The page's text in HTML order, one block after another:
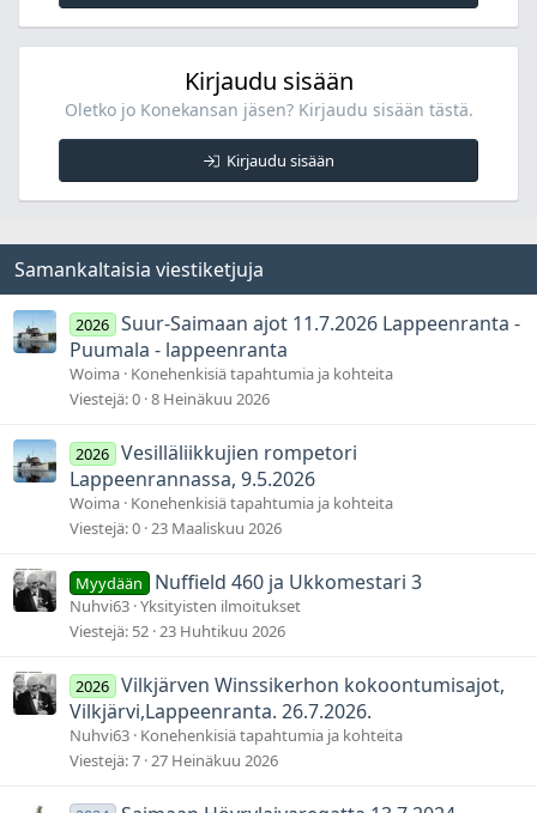
Kirjaudu sisään
Oletko jo Konekansan jäsen? Kirjaudu sisään tästä.
Kirjaudu sisään
Samankaltaisia viestiketjuja
2026 Suur-Saimaan ajot 11.7.2026 Lappeenranta -
Puumala - lappeenranta
Woima Konehenkisiä tapahtumia ja kohteita
Viestejä 0 8 Heinäkuu 2026
2026 Vesilläliikkujien rompetori
Lappeenrannassa, 9.5.2026
Woima Konehenkisiä tapahtumia ja kohteita
Viestejä 0 23 Maaliskuu 2026
Myydään Nuffield 460 ja Ukkomestari 3
Nuhvi63 Yksityisten ilmoitukset
Viestejä 52 23 Huhtikuu 2026
2026 Vilkjärven Winssikerhon kokoontumisajot,
Vilkjärvi,Lappeenranta. 26.7.2026.
Nuhvi63 Konehenkisiä tapahtumia ja kohteita
Viestejä 7 27 Heinäkuu 2026